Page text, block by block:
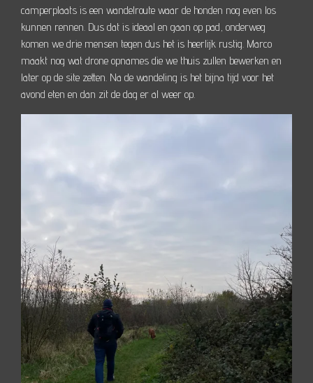
camperplaats is een wandelroute waar de honden nog even los
kunnen rennen. Dus dat is ideaal en gaan op pad, onderweg
komen we drie mensen tegen dus het is heerlijk rustig. Marco
maakt nog wat drone opnames die we thuis zullen bewerken en
later op de site zetten. Na de wandeling is het bijna tijd voor het
avond eten en dan zit de dag er al weer op.